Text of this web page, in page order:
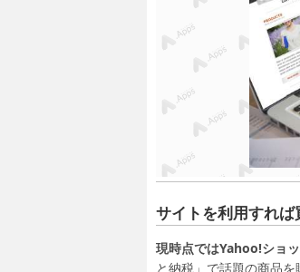
サイトを利用すれ
現時点ではYahoo!ショ
と納税」で話題の商品